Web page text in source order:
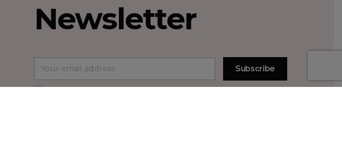
Newsletter